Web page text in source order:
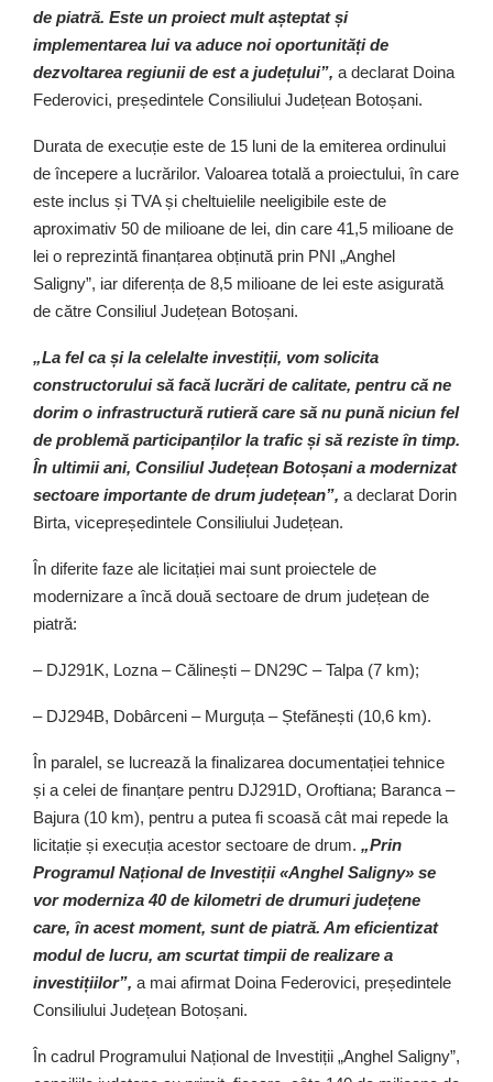
de piatră. Este un proiect mult așteptat și
implementarea lui va aduce noi oportunități de
dezvoltarea regiunii de est a județului”, a declarat Doina
Federovici, președintele Consiliului Județean Botoșani.
Durata de execuție este de 15 luni de la emiterea ordinului
de începere a lucrărilor. Valoarea totală a proiectului, în care
este inclus și TVA și cheltuielile neeligibile este de
aproximativ 50 de milioane de lei, din care 41,5 milioane de
lei o reprezintă finanțarea obținută prin PNI „Anghel
Saligny”, iar diferența de 8,5 milioane de lei este asigurată
de către Consiliul Județean Botoșani.
„La fel ca și la celelalte investiții, vom solicita
constructorului să facă lucrări de calitate, pentru că ne
dorim o infrastructură rutieră care să nu pună niciun fel
de problemă participanților la trafic și să reziste în timp.
În ultimii ani, Consiliul Județean Botoșani a modernizat
sectoare importante de drum județean”, a declarat Dorin
Birta, vicepreședintele Consiliului Județean.
În diferite faze ale licitației mai sunt proiectele de
modernizare a încă două sectoare de drum județean de
piatră:
– DJ291K, Lozna – Călinești – DN29C – Talpa (7 km);
– DJ294B, Dobârceni – Murguța – Ștefănești (10,6 km).
În paralel, se lucrează la finalizarea documentației tehnice
și a celei de finanțare pentru DJ291D, Oroftiana; Baranca –
Bajura (10 km), pentru a putea fi scoasă cât mai repede la
licitație și execuția acestor sectoare de drum. „Prin
Programul Național de Investiții «Anghel Saligny» se
vor moderniza 40 de kilometri de drumuri județene
care, în acest moment, sunt de piatră. Am eficientizat
modul de lucru, am scurtat timpii de realizare a
investițiilor”, a mai afirmat Doina Federovici, președintele
Consiliului Județean Botoșani.
În cadrul Programului Național de Investiții „Anghel Saligny”,